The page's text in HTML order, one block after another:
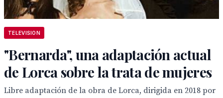
TELEVISION
"Bernarda", una adaptación actual
de Lorca sobre la trata de mujeres
Libre adaptación de la obra de Lorca, dirigida en 2018 por